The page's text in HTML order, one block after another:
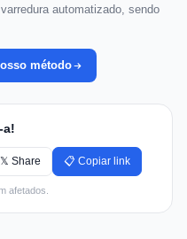
automatizado, sendo
método
a!
𝕏 Share 📋 Copiar link
afetados.